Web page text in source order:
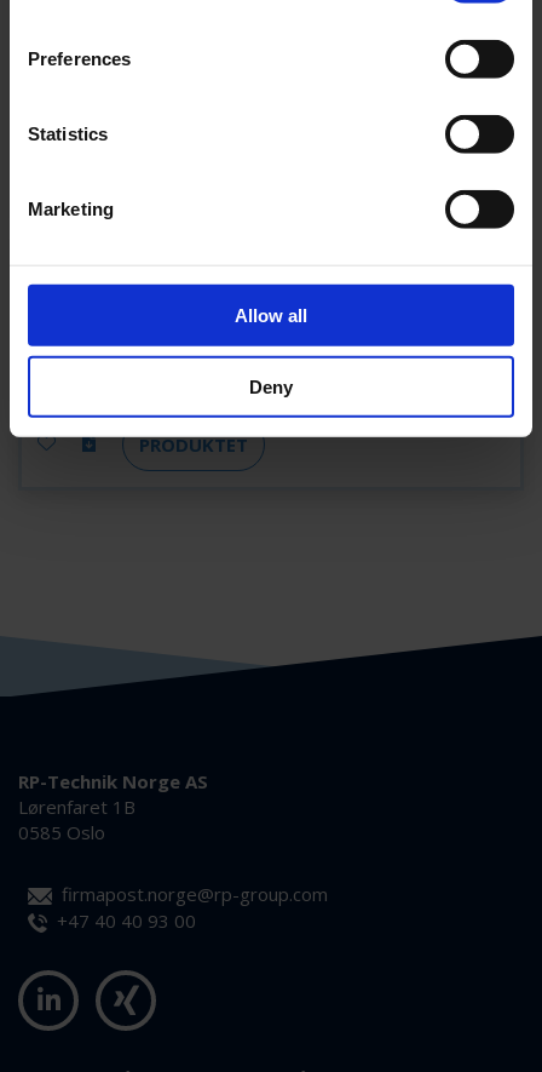
Preferences
Statistics
Marketing
Allow all
Deny
2,0 AH
NIMHHT4820Q
2,0 AH
PRODUKTET
RP-Technik Norge AS
Lørenfaret 1B
0585 Oslo
firmapost.norge@rp-group.com
+47 40 40 93 00